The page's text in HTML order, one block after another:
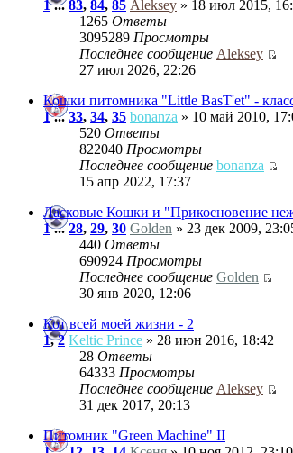
1...83, 84, 85 Aleksey » 18 июл 2015,
1265 Ответы
3095289 Просмотры
Последнее сообщение Aleksey
27 июл 2026, 22:26
Кошки питомника "Little BasT'et" -
1...33, 34, 35 bonanza » 10 май 2010,
520 Ответы
822040 Просмотры
Последнее сообщение bonanza
15 апр 2022, 17:37
Ласковые Кошки и "Прикосновение
1...28, 29, 30 Golden » 23 дек 2009,
440 Ответы
690924 Просмотры
Последнее сообщение Golden
30 янв 2020, 12:06
Кот всей моей жизни - 2
1,2 Keltic Prince » 28 июн 2016, 18:42
28 Ответы
64333 Просмотры
Последнее сообщение Aleksey
31 дек 2017, 20:13
Питомник "Green Machine" II